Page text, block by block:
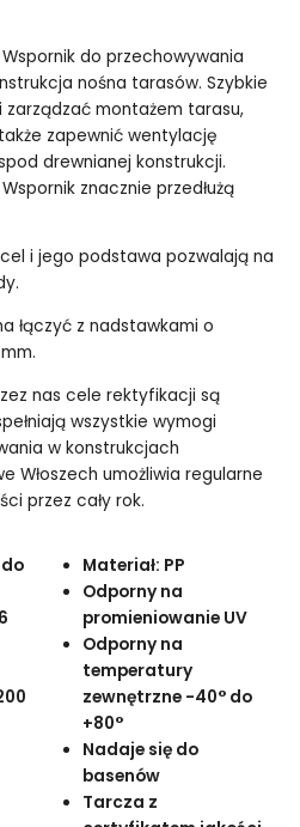
do przechowywania
nośna tarasów. Szybkie
montażem tarasu,
zapewnić wentylację
drewnianej konstrukcji.
znacznie przedłużą
i jego podstawa pozwalają na
łączyć z nadstawkami o
nas cele rektyfikacji są
wszystkie wymogi
w konstrukcjach
Włoszech umożliwia regularne
przez cały rok.
Materiał: PP
Odporny na
promieniowanie UV
Odporny na
temperatury
zewnętrzne -40° do
+80°
Nadaje się do
basenów
Tarcza z